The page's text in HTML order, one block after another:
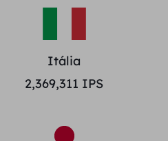
Itália
2,369,311 IPS